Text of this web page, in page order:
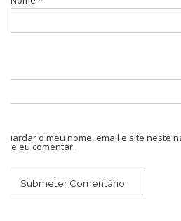
Guardar o meu nome, email e site neste
que eu comentar.